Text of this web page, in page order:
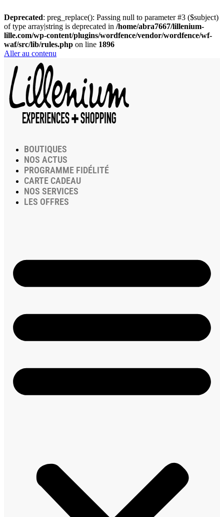
Deprecated: preg_replace(): Passing null to parameter #3 ($subject)
of type array|string is deprecated in /home/abra7667/lillenium-
lille.com/wp-content/plugins/wordfence/vendor/wordfence/wf-
waf/src/lib/rules.php on line 1896
Aller au contenu
BOUTIQUES
NOS ACTUS
PROGRAMME FIDÉLITÉ
CARTE CADEAU
NOS SERVICES
LES OFFRES